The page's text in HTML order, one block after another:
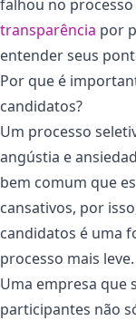
falhou no
transparência por
entender seus
Por que é
candidatos?
Um processo
angústia e
bem comum que
cansativos, por
candidatos é uma
processo mais leve.
Uma empresa que
participantes não